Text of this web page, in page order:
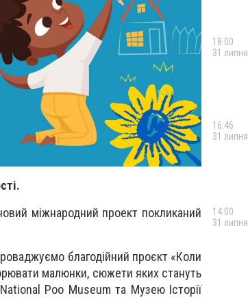
міжнародний проект покликаний
благодійний проєкт «Коли
малюнки, сюжети яких стануть
Poo Museum та Музею Історії
18:00
31 липня
16:46
31 липня
14:00
31 липня